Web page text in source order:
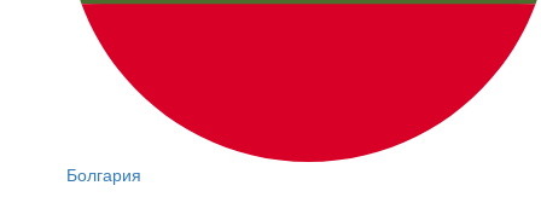
Болгария